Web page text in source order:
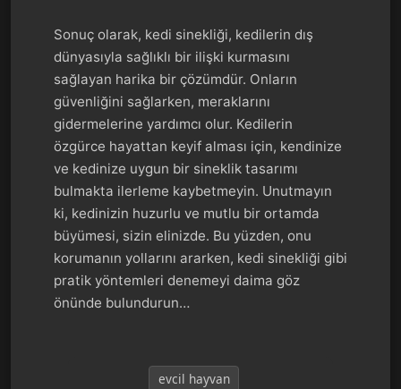
Sonuç olarak, kedi sinekliği, kedilerin dış
dünyasıyla sağlıklı bir ilişki kurmasını
sağlayan harika bir çözümdür. Onların
güvenliğini sağlarken, meraklarını
gidermelerine yardımcı olur. Kedilerin
özgürce hayattan keyif alması için, kendinize
ve kedinize uygun bir sineklik tasarımı
bulmakta ilerleme kaybetmeyin. Unutmayın
ki, kedinizin huzurlu ve mutlu bir ortamda
büyümesi, sizin elinizde. Bu yüzden, onu
korumanın yollarını ararken, kedi sinekliği gibi
pratik yöntemleri denemeyi daima göz
önünde bulundurun…
evcil hayvan